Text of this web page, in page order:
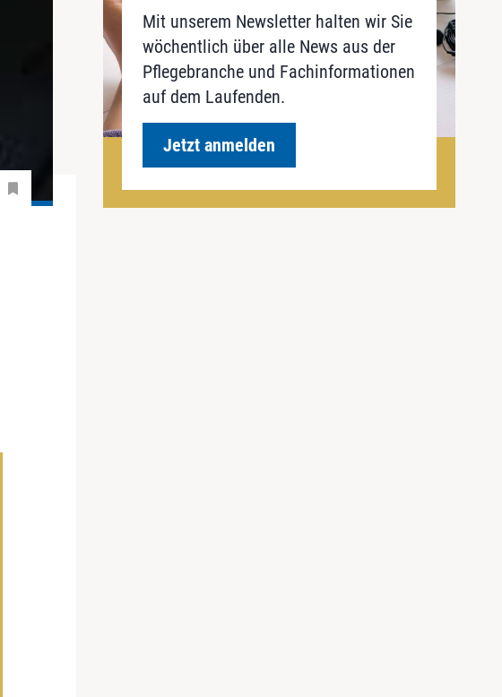
Mit unserem Newsletter halten wir Sie
wöchentlich über alle News aus der
Pflegebranche und Fachinformationen
auf dem Laufenden.
Jetzt anmelden